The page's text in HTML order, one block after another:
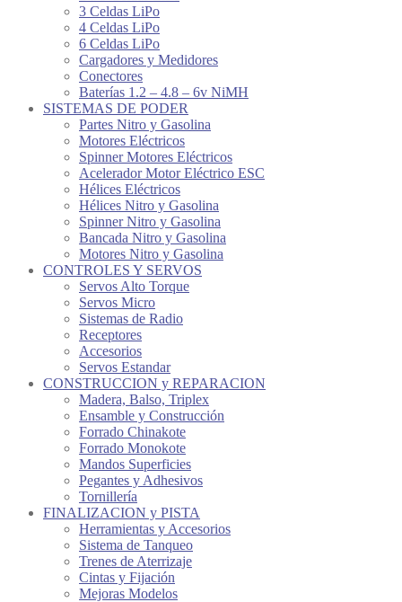
3 Celdas LiPo
4 Celdas LiPo
6 Celdas LiPo
Cargadores y Medidores
Conectores
Baterías 1.2 – 4.8 – 6v NiMH
SISTEMAS DE PODER
Partes Nitro y Gasolina
Motores Eléctricos
Spinner Motores Eléctricos
Acelerador Motor Eléctrico ESC
Hélices Eléctricos
Hélices Nitro y Gasolina
Spinner Nitro y Gasolina
Bancada Nitro y Gasolina
Motores Nitro y Gasolina
CONTROLES Y SERVOS
Servos Alto Torque
Servos Micro
Sistemas de Radio
Receptores
Accesorios
Servos Estandar
CONSTRUCCION y REPARACION
Madera, Balso, Triplex
Ensamble y Construcción
Forrado Chinakote
Forrado Monokote
Mandos Superficies
Pegantes y Adhesivos
Tornillería
FINALIZACION y PISTA
Herramientas y Accesorios
Sistema de Tanqueo
Trenes de Aterrizaje
Cintas y Fijación
Mejoras Modelos